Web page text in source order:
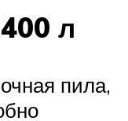
л
пила,